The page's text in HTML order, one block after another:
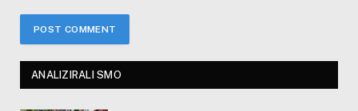
ANALIZIRALI SMO